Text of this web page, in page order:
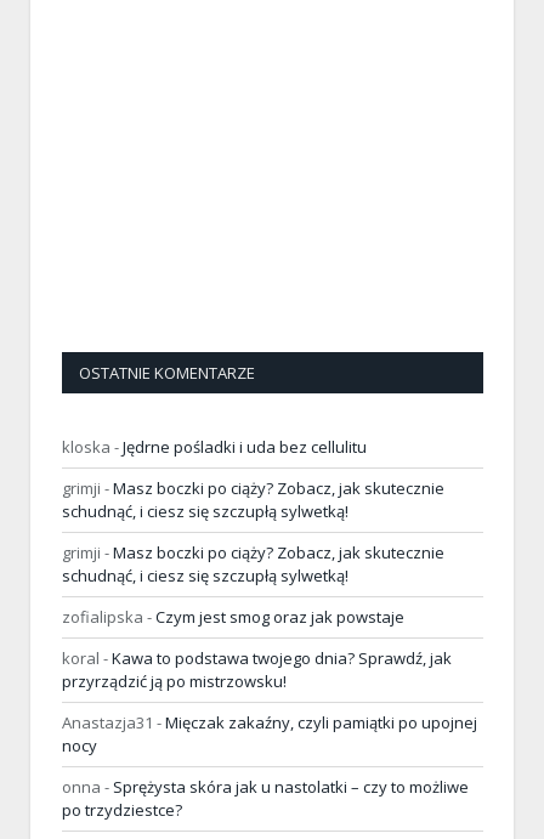
OSTATNIE KOMENTARZE
kloska -Jędrne pośladki i uda bez cellulitu
grimji -Masz boczki po ciąży? Zobacz, jak skutecznie
schudnąć, i ciesz się szczupłą sylwetką!
grimji -Masz boczki po ciąży? Zobacz, jak skutecznie
schudnąć, i ciesz się szczupłą sylwetką!
zofialipska -Czym jest smog oraz jak powstaje
koral -Kawa to podstawa twojego dnia? Sprawdź, jak
przyrządzić ją po mistrzowsku!
Anastazja31 -Mięczak zakaźny, czyli pamiątki po upojnej
nocy
onna - Sprężysta skóra jak u nastolatki – czy to możliwe
po trzydziestce?